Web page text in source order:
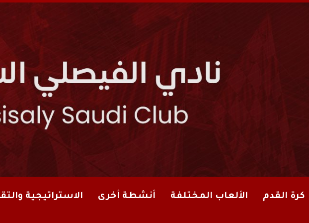
كرة القدم الألعاب المختلفة أنشطة أخرى الاستراتيجية